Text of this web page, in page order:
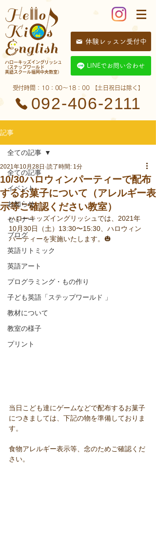
​ハローキッズイングリッシュ
（ステップワールド
英語スクール福岡中央教室）
体験レッスン受付中
LINEでお問い合わせ
​受付時間：10：00〜18：00 【土日祝日は除く】
092-406-2111
記事
全ての記事
イベント
お知らせ
セミナー
ブログ
英語リトミック
英語アート
プログラミング・もの作り
子ども英語「ステップワールド 」
教材について
教室の様子
プリント
全ての記事
10/30ハロウィンパーティーで配布
するお菓子について（アレルギー表
示等ご確認ください教室）
2021年10月28日 読了時間: 1分
ハローキッズイングリッシュでは、2021年
10月30日（土）13:30〜15:30、ハロウィン
パーティーを実施いたします。🎃
当日こども達にゲームなどで配布するお菓子
につきましては、下記の物を準備しておりま
す。
食物アレルギー表示等、念のためご確認くだ
さい。